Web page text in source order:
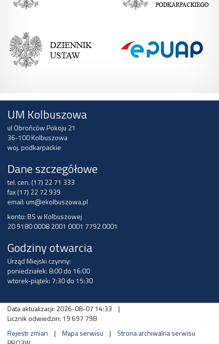
UM Kolbuszowa
ul Obrońców Pokoju 21
36-100 Kolbuszowa
woj. podkarpackie
Dane szczegółowe
tel. cen. (17) 22 71 333
fax (17) 22 72 939
email:um@ekolbuszowa.pl
konto: BS w Kolbuszowej
20 9180 0008 2001 0001 7792 0001
Godziny otwarcia
Urząd Miejski czynny:
poniedziałek: 8:00 do 16:00
wtorek-piątek: 7:30 do 15:30
Data aktualizacji: 2026-08-07 14:33
|
Licznik odwiedzin: 19 697 798
Rejestr zmian
| Mapa serwisu |
Strona archiwalna serwisu